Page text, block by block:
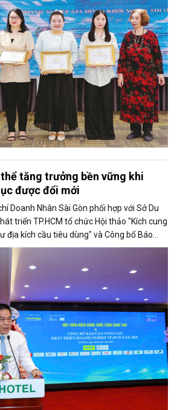
dưỡng tôi suốt 25 năm làm nghề. Và có
cuộc đời cầm bút.
tăng trưởng bền vững khi
được đổi mới
Doanh Nhân Sài Gòn phối hợp với Sở Du
triển TP.HCM tổ chức Hội thảo "Kích cung
địa kích cầu tiêu dùng" và Công bố Báo
nghiệp TP.HCM năm 2025. Trân
của ông Võ Hồng Sơn - Trưởng đại diện
khu vực phía Nam tại Hội thảo.